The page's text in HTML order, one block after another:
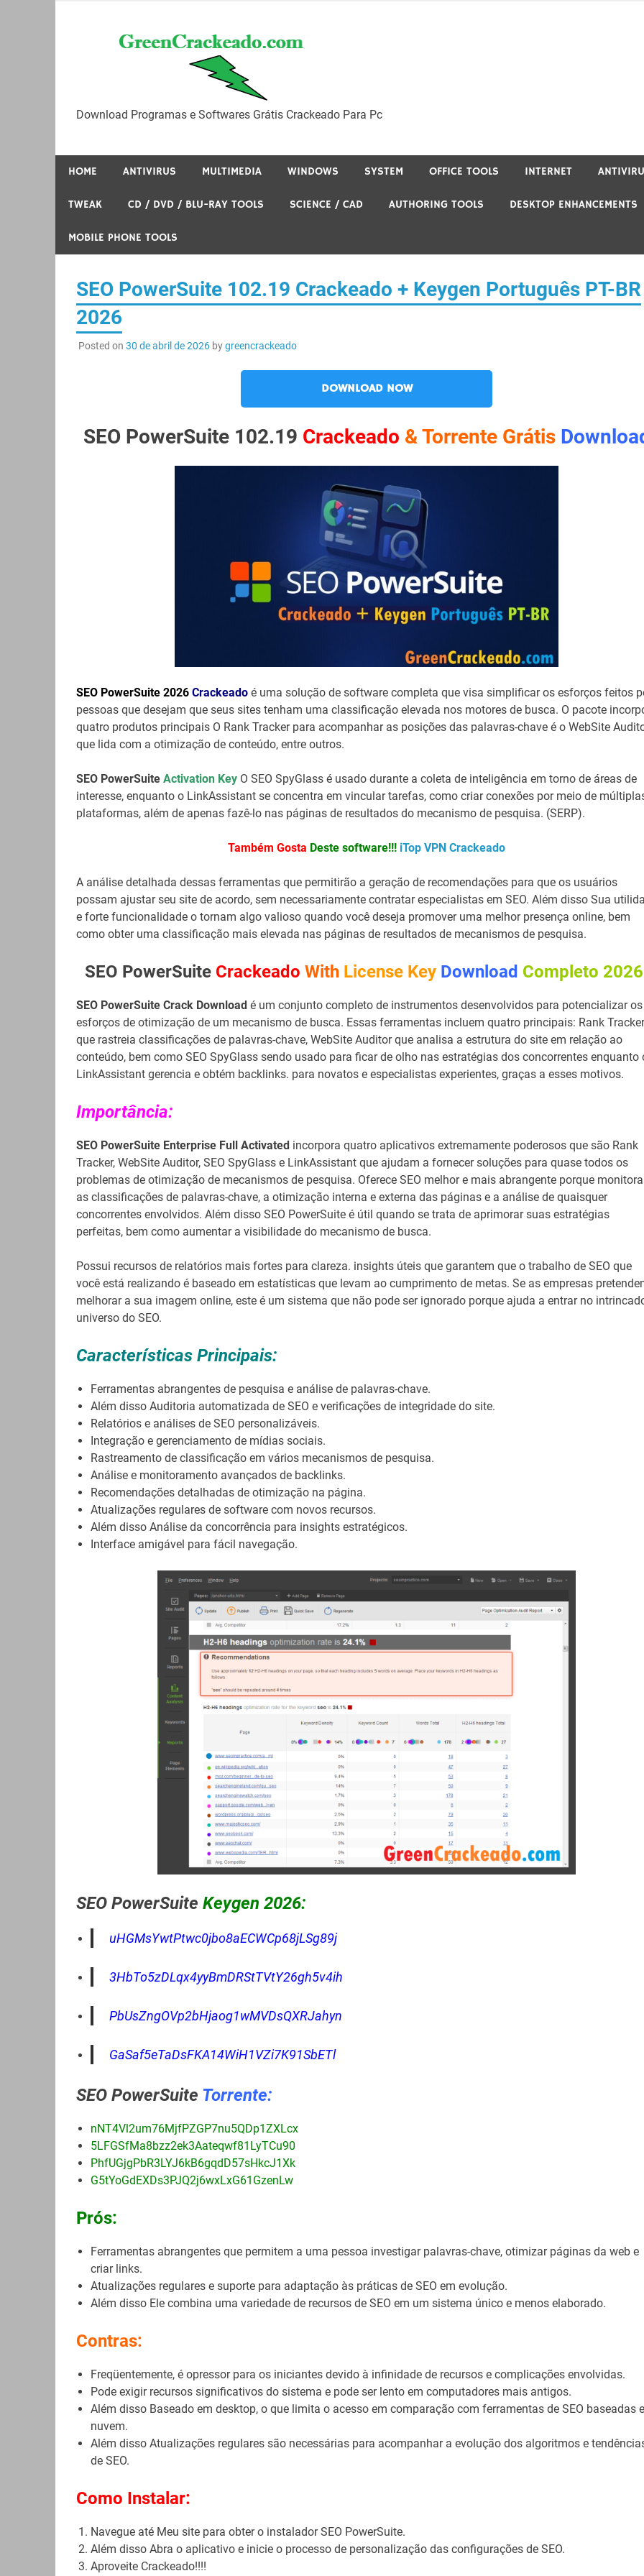
Download Programas e Softwares Grátis Crackeado Para Pc
HOME ANTIVIRUS MULTIMEDIA WINDOWS SYSTEM OFFICE TOOLS INTERNET
TWEAK CD / DVD / BLU-RAY TOOLS SCIENCE / CAD AUTHORING TOOLS DESKTOP ENHANCEMENTS
MOBILE PHONE TOOLS
SEO PowerSuite 102.19 Crackeado + Keygen Português PT-BR
2026
Posted on 30 de abril de 2026bygreencrackeado
DOWNLOAD NOW
SEO PowerSuite 102.19 Crackeado & Torrente Grátis
SEO PowerSuite 2026Crackeado é uma solução de software completa que visa simplificar os esforços feitos
pessoas que desejam que seus sites tenham uma classificação elevada nos motores de busca. O pacote
quatro produtos principais O Rank Tracker para acompanhar as posições das palavras-chave é o WebSite
que lida com a otimização de conteúdo, entre outros.
SEO PowerSuite Activation KeyO SEO SpyGlass é usado durante a coleta de inteligência em torno de áreas de
interesse, enquanto o LinkAssistant se concentra em vincular tarefas, como criar conexões por meio de
plataformas, além de apenas fazê-lo nas páginas de resultados do mecanismo de pesquisa. (SERP).
Também Gosta Deste software!!! iTop VPN Crackeado
A análise detalhada dessas ferramentas que permitirão a geração de recomendações para que os usuários
possam ajustar seu site de acordo, sem necessariamente contratar especialistas em SEO. Além disso Sua
e forte funcionalidade o tornam algo valioso quando você deseja promover uma melhor presença online, bem
como obter uma classificação mais elevada nas páginas de resultados de mecanismos de pesquisa.
SEO PowerSuite Crackeado With License Key Download Completo
SEO PowerSuite Crack Downloadé um conjunto completo de instrumentos desenvolvidos para potencializar os
esforços de otimização de um mecanismo de busca. Essas ferramentas incluem quatro principais: Rank Tracker
que rastreia classificações de palavras-chave, WebSite Auditor que analisa a estrutura do site em relação ao
conteúdo, bem como SEO SpyGlass sendo usado para ficar de olho nas estratégias dos concorrentes enquanto
LinkAssistant gerencia e obtém backlinks. para novatos e especialistas experientes, graças a esses motivos.
Importância:
SEO PowerSuite Enterprise Full Activatedincorpora quatro aplicativos extremamente poderosos que são Rank
Tracker, WebSite Auditor, SEO SpyGlass e LinkAssistant que ajudam a fornecer soluções para quase todos os
problemas de otimização de mecanismos de pesquisa. Oferece SEO melhor e mais abrangente porque monitora
as classificações de palavras-chave, a otimização interna e externa das páginas e a análise de quaisquer
concorrentes envolvidos. Além disso SEO PowerSuite é útil quando se trata de aprimorar suas estratégias
perfeitas, bem como aumentar a visibilidade do mecanismo de busca.
Possui recursos de relatórios mais fortes para clareza. insights úteis que garantem que o trabalho de SEO que
você está realizando é baseado em estatísticas que levam ao cumprimento de metas. Se as empresas
melhorar a sua imagem online, este é um sistema que não pode ser ignorado porque ajuda a entrar no
universo do SEO.
Características Principais:
Ferramentas abrangentes de pesquisa e análise de palavras-chave.
Além disso Auditoria automatizada de SEO e verificações de integridade do site.
Relatórios e análises de SEO personalizáveis.
Integração e gerenciamento de mídias sociais.
Rastreamento de classificação em vários mecanismos de pesquisa.
Análise e monitoramento avançados de backlinks.
Recomendações detalhadas de otimização na página.
Atualizações regulares de software com novos recursos.
Além disso Análise da concorrência para insights estratégicos.
Interface amigável para fácil navegação.
SEO PowerSuite Keygen 2026:
uHGMsYwtPtwc0jbo8aECWCp68jLSg89j
3HbTo5zDLqx4yyBmDRStTVtY26gh5v4ih
PbUsZngOVp2bHjaog1wMVDsQXRJahyn
GaSaf5eTaDsFKA14WiH1VZi7K91SbETl
SEO PowerSuite Torrente:
nNT4Vl2um76MjfPZGP7nu5QDp1ZXLcx
5LFGSfMa8bzz2ek3Aateqwf81LyTCu90
PhfUGjgPbR3LYJ6kB6gqdD57sHkcJ1Xk
G5tYoGdEXDs3PJQ2j6wxLxG61GzenLw
Prós:
Ferramentas abrangentes que permitem a uma pessoa investigar palavras-chave, otimizar páginas da web e
criar links.
Atualizações regulares e suporte para adaptação às práticas de SEO em evolução.
Além disso Ele combina uma variedade de recursos de SEO em um sistema único e menos elaborado.
Contras:
Freqüentemente, é opressor para os iniciantes devido à infinidade de recursos e complicações envolvidas.
Pode exigir recursos significativos do sistema e pode ser lento em computadores mais antigos.
Além disso Baseado em desktop, o que limita o acesso em comparação com ferramentas de SEO baseadas
nuvem.
Além disso Atualizações regulares são necessárias para acompanhar a evolução dos algoritmos e
de SEO.
Como Instalar:
Navegue até Meu site para obter o instalador SEO PowerSuite.
Além disso Abra o aplicativo e inicie o processo de personalização das configurações de SEO.
Aproveite Crackeado!!!!